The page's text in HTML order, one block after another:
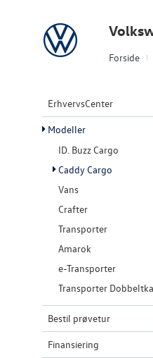
Forside
Volkswagen
ErhvervsCenter
Modeller
ID. Buzz Cargo
Caddy Cargo
Vans
Crafter
Transporter
Amarok
e-Transporter
Transporter
Bestil prøvetur
Finansiering